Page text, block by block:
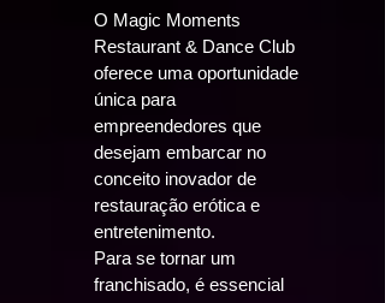
O Magic Moments
Restaurant & Dance Club
oferece uma oportunidade
única para
empreendedores que
desejam embarcar no
conceito inovador de
restauração erótica e
entretenimento.
Para se tornar um
franchisado, é essencial